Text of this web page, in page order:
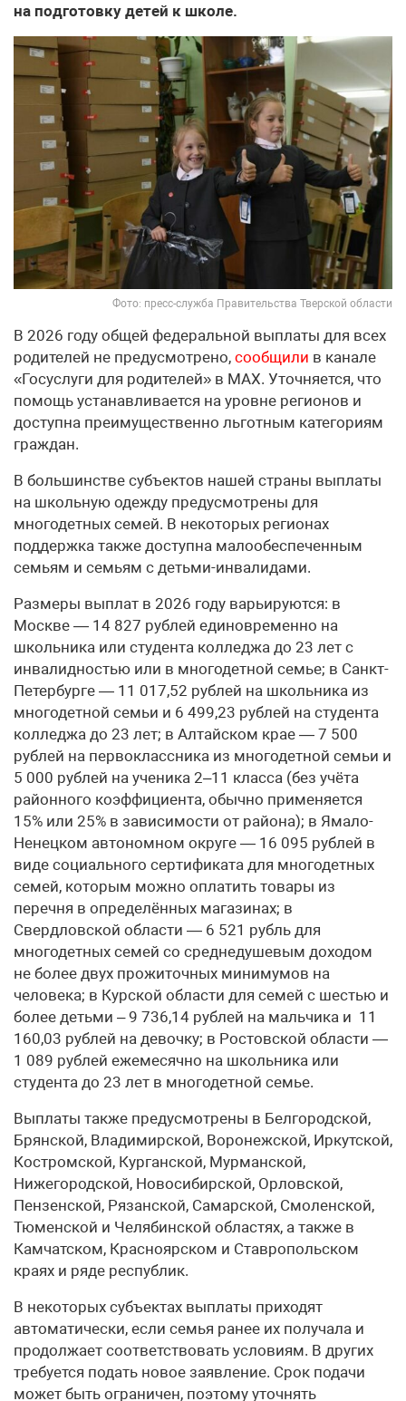
на подготовку детей к школе.
Фото: пресс-служба Правительства Тверской области
В 2026 году общей федеральной выплаты для всех
родителей не предусмотрено, сообщили в канале
«Госуслуги для родителей» в МАХ. Уточняется, что
помощь устанавливается на уровне регионов и
доступна преимущественно льготным категориям
граждан.
В большинстве субъектов нашей страны выплаты
на школьную одежду предусмотрены для
многодетных семей. В некоторых регионах
поддержка также доступна малообеспеченным
семьям и семьям с детьми-инвалидами.
Размеры выплат в 2026 году варьируются: в
Москве — 14 827 рублей единовременно на
школьника или студента колледжа до 23 лет с
инвалидностью или в многодетной семье; в Санкт-
Петербурге — 11 017,52 рублей на школьника из
многодетной семьи и 6 499,23 рублей на студента
колледжа до 23 лет; в Алтайском крае — 7 500
рублей на первоклассника из многодетной семьи и
5 000 рублей на ученика 2–11 класса (без учёта
районного коэффициента, обычно применяется
15% или 25% в зависимости от района); в Ямало-
Ненецком автономном округе — 16 095 рублей в
виде социального сертификата для многодетных
семей, которым можно оплатить товары из
перечня в определённых магазинах; в
Свердловской области — 6 521 рубль для
многодетных семей со среднедушевым доходом
не более двух прожиточных минимумов на
человека; в Курской области для семей с шестью и
более детьми – 9 736,14 рублей на мальчика и 11
160,03 рублей на девочку; в Ростовской области —
1 089 рублей ежемесячно на школьника или
студента до 23 лет в многодетной семье.
Выплаты также предусмотрены в Белгородской,
Брянской, Владимирской, Воронежской, Иркутской,
Костромской, Курганской, Мурманской,
Нижегородской, Новосибирской, Орловской,
Пензенской, Рязанской, Самарской, Смоленской,
Тюменской и Челябинской областях, а также в
Камчатском, Красноярском и Ставропольском
краях и ряде республик.
В некоторых субъектах выплаты приходят
автоматически, если семья ранее их получала и
продолжает соответствовать условиям. В других
требуется подать новое заявление. Срок подачи
может быть ограничен, поэтому уточнять